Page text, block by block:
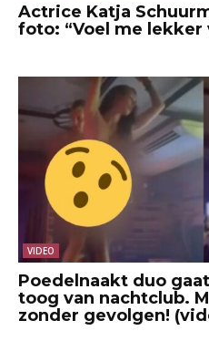
Actrice Katja
foto: “Voel me lekker
VIDEO
Poedelnaakt duo
toog van nachtclub.
zonder gevolgen!